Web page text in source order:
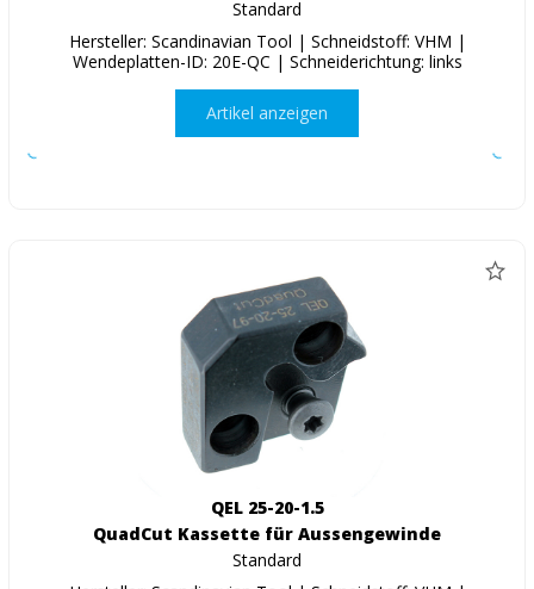
Standard
Hersteller: Scandinavian Tool | Schneidstoff: VHM |
Wendeplatten-ID: 20E-QC | Schneiderichtung: links
Artikel anzeigen
QEL 25-20-1.5
QuadCut Kassette für Aussengewinde
Standard